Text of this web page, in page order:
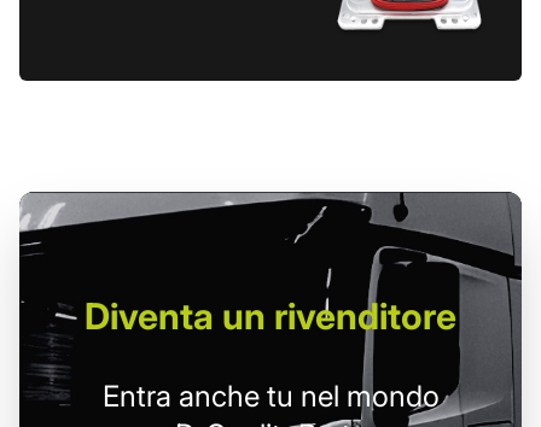
Diventa un rivenditore
Entra anche tu nel mondo